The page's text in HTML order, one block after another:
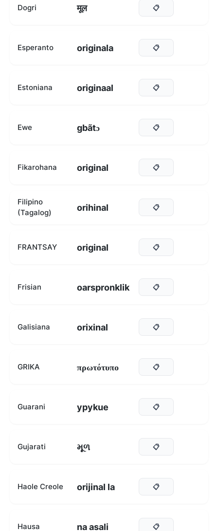
Dogri मूल 📋
Esperanto originala 📋
Estoniana originaal 📋
Ewe gbãtɔ 📋
Fikarohana original 📋
Filipino
(Tagalog)
orihinal 📋
FRANTSAY original 📋
Frisian oarspronklik 📋
Galisiana orixinal 📋
GRIKA πρωτότυπο 📋
Guarani ypykue 📋
Gujarati મૂળ 📋
Haole Creole orijinal la 📋
Hausa na asali 📋